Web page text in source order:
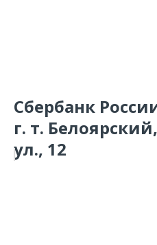
Сбербанк
г. т.
ул., 12